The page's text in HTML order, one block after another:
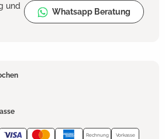
und
Whatsapp Beratung
Rechnung Vorkasse